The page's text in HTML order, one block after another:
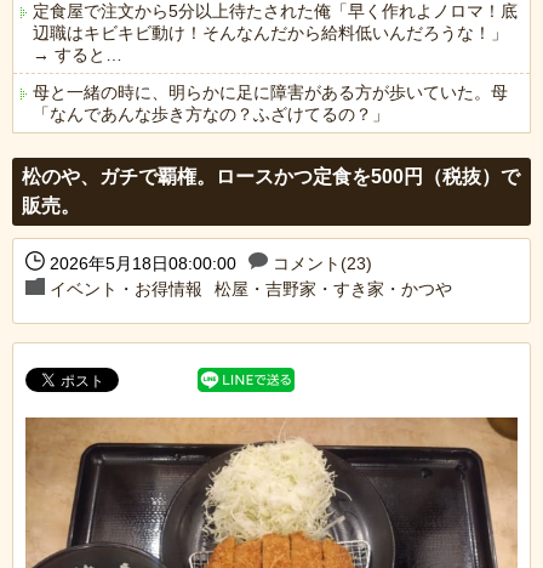
定食屋で注文から5分以上待たされた俺「早く作れよノロマ！底
辺職はキビキビ動け！そんなんだから給料低いんだろうな！」
→ すると…
母と一緒の時に、明らかに足に障害がある方が歩いていた。母
「なんであんな歩き方なの？ふざけてるの？」
松のや、ガチで覇権。ロースかつ定食を500円（税抜）で
販売。
2026年5月18日08:00:00
コメント(23)
イベント・お得情報
松屋・吉野家・すき家・かつや